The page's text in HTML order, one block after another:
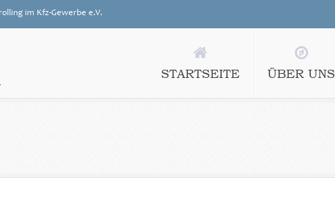
im Kfz-Gewerbe e.V.
STARTSEITE ÜBER UNS